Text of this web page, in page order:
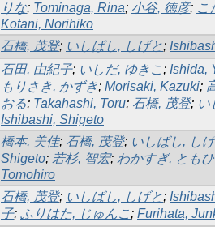
りな; Tominaga, Rina; 小谷, 徳彦; こ
Kotani, Norihiko
石橋, 茂登; いしばし, しげと;
石田, 由紀子; いしだ, ゆきこ; Ishida,
もりさき, かずき; Morisaki, Kazuki;
おる; Takahashi, Toru; 石橋, 茂登; い
Ishibashi, Shigeto
橋本, 美佳; 石橋, 茂登; いしばし, し
Shigeto; 若杉, 智宏; わかすぎ, とも
Tomohiro
石橋, 茂登; いしばし, しげと;
子; ふりはた, じゅんこ; Furihata,